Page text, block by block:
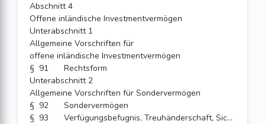
Abschnitt 4
Offene inländische Investmentvermögen
Unterabschnitt 1
Allgemeine Vorschriften für
offene inländische Investmentvermögen
§ 91
Rechtsform
Unterabschnitt 2
Allgemeine Vorschriften für Sondervermögen
§ 92
Sondervermögen
§ 93
Verfügungsbefugnis, Treuhänderschaft, Sicherheitsvorschriften